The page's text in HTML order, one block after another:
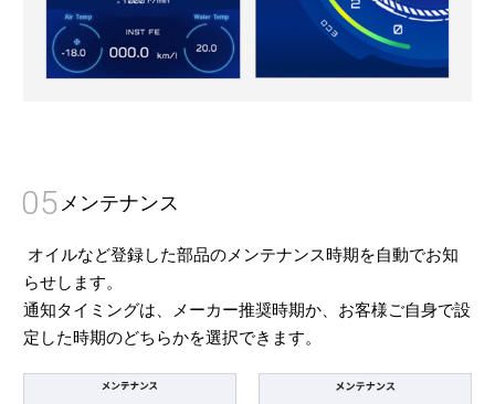
05 メンテナンス
オイルなど登録した部品のメンテナンス時期を自動でお知
らせします。
通知タイミングは、メーカー推奨時期か、お客様ご自身で設
定した時期のどちらかを選択できます。